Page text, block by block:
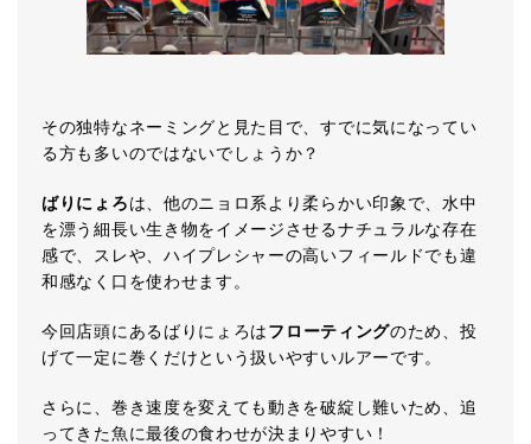
その独特なネーミングと見た目で、すでに気になってい
る方も多いのではないでしょうか？
ばりにょろは、他のニョロ系より柔らかい印象で、水中
を漂う細長い生き物をイメージさせるナチュラルな存在
感で、スレや、ハイプレシャーの高いフィールドでも違
和感なく口を使わせます。
今回店頭にあるばりにょろはフローティングのため、投
げて一定に巻くだけという扱いやすいルアーです。
さらに、巻き速度を変えても動きを破綻し難いため、追
ってきた魚に最後の食わせが決まりやすい！